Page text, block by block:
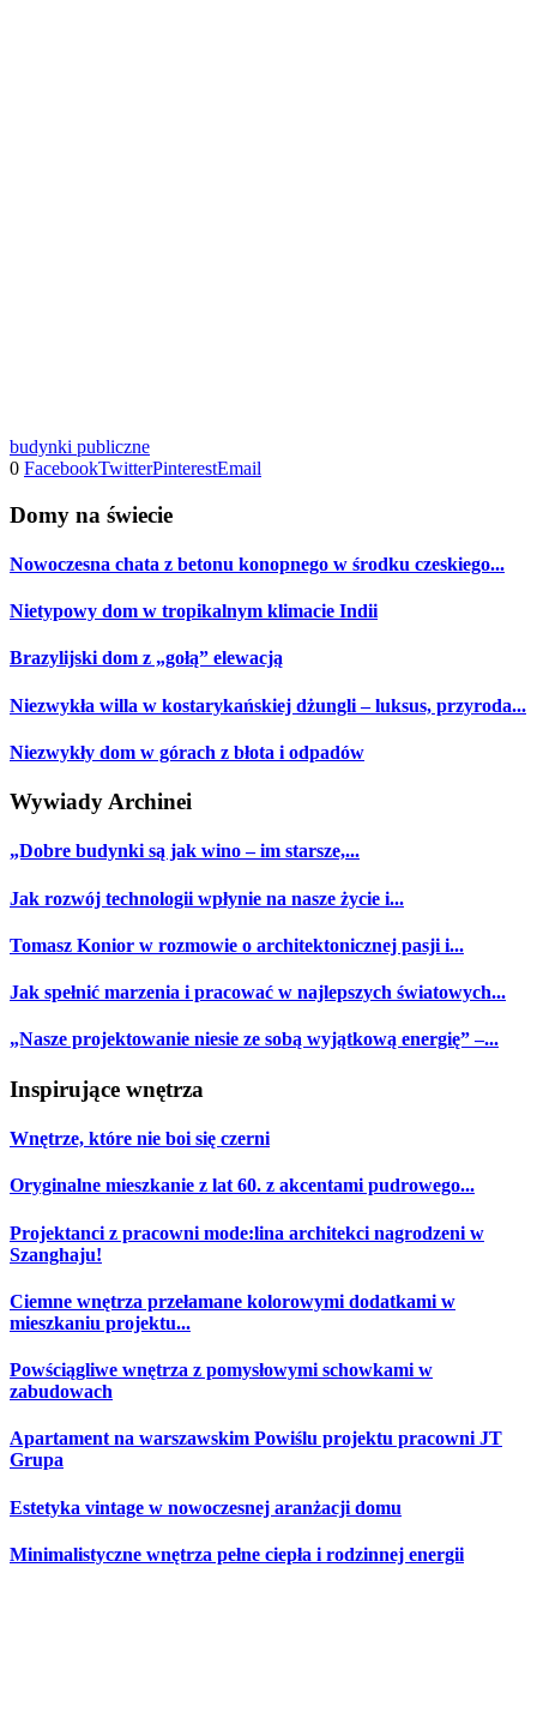
budynki publiczne
0 FacebookTwitterPinterestEmail
Domy na świecie
Nowoczesna chata z betonu konopnego w środku czeskiego...
Nietypowy dom w tropikalnym klimacie Indii
Brazylijski dom z „gołą” elewacją
Niezwykła willa w kostarykańskiej dżungli – luksus, przyroda...
Niezwykły dom w górach z błota i odpadów
Wywiady Archinei
„Dobre budynki są jak wino – im starsze,...
Jak rozwój technologii wpłynie na nasze życie i...
Tomasz Konior w rozmowie o architektonicznej pasji i...
Jak spełnić marzenia i pracować w najlepszych światowych...
„Nasze projektowanie niesie ze sobą wyjątkową energię” –...
Inspirujące wnętrza
Wnętrze, które nie boi się czerni
Oryginalne mieszkanie z lat 60. z akcentami pudrowego...
Projektanci z pracowni mode:lina architekci nagrodzeni w
Szanghaju!
Ciemne wnętrza przełamane kolorowymi dodatkami w
mieszkaniu projektu...
Powściągliwe wnętrza z pomysłowymi schowkami w
zabudowach
Apartament na warszawskim Powiślu projektu pracowni JT
Grupa
Estetyka vintage w nowoczesnej aranżacji domu
Minimalistyczne wnętrza pełne ciepła i rodzinnej energii